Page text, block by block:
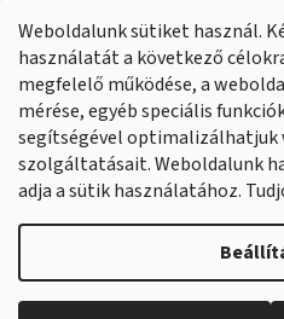
Weboldalunk sütiket használ.
használatát a következő
megfelelő működése, a
mérése, egyéb speciális
segítségével optimalizálhatjuk
szolgáltatásait. Weboldalunk
adja a sütik használatához.
FacebookHeavenShop.sk
Eredményeink